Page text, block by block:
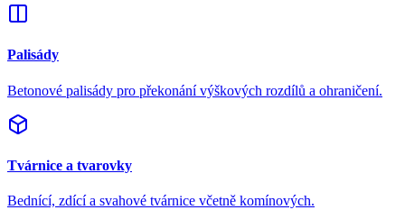
Palisády
Betonové palisády pro překonání výškových rozdílů a ohraničení.
Tvárnice a tvarovky
Bednící, zdící a svahové tvárnice včetně komínových.